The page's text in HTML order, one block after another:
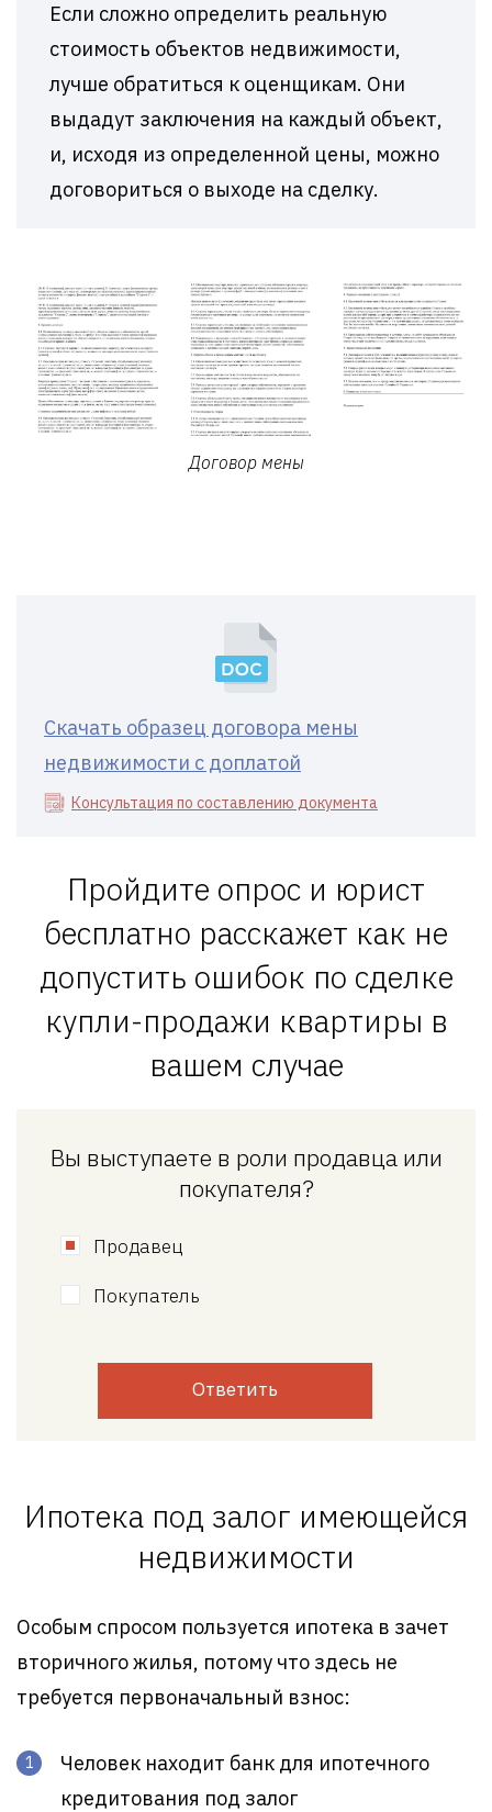
Если сложно определить реальную
стоимость объектов недвижимости,
лучше обратиться к оценщикам. Они
выдадут заключения на каждый объект,
и, исходя из определенной цены, можно
договориться о выходе на сделку.
Договор мены
Скачать образец договора мены
недвижимости с доплатой
Консультация по составлению документа
Пройдите опрос и юрист
бесплатно расскажет как не
допустить ошибок по сделке
купли-продажи квартиры в
вашем случае
Вы выступаете в роли продавца или
покупателя?
Продавец
Покупатель
Ответить
Ипотека под залог имеющейся
недвижимости
Особым спросом пользуется ипотека в зачет
вторичного жилья, потому что здесь не
требуется первоначальный взнос:
Человек находит банк для ипотечного
кредитования под залог